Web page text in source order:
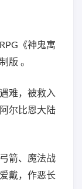
《神鬼寓
版 。
难，被救入
尔比恩大陆
箭、魔法战
戴，作恶长